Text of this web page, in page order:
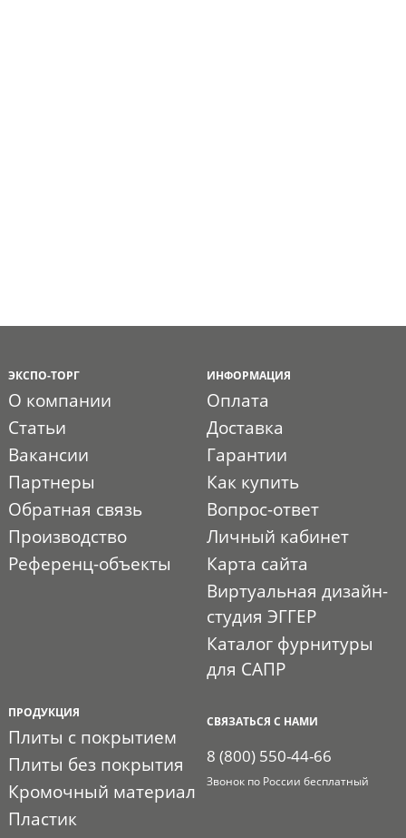
ЭКСПО-ТОРГ
О компании
Статьи
Вакансии
Партнеры
Обратная связь
Производство
Референц-объекты
ИНФОРМАЦИЯ
Оплата
Доставка
Гарантии
Как купить
Вопрос-ответ
Личный кабинет
Карта сайта
Виртуальная дизайн-
студия ЭГГЕР
Каталог фурнитуры
для САПР
ПРОДУКЦИЯ
Плиты с покрытием
Плиты без покрытия
Кромочный материал
Пластик
СВЯЗАТЬСЯ С НАМИ
8 (800) 550-44-66
Звонок по России бесплатный